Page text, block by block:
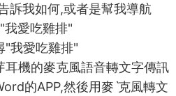
訴我如何,或者是幫我導航
我愛吃雞排"
"我愛吃雞排"
耳機的麥克風語音轉文字傳訊
的APP,然後用麥ˋ克風轉文